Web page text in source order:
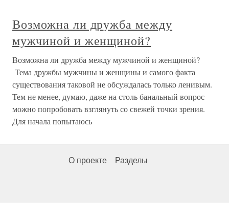
Возможна ли дружба между
мужчиной и женщиной?
Возможна ли дружба между мужчиной и женщиной?
Тема дружбы мужчины и женщины и самого факта
существования таковой не обсуждалась только ленивым.
Тем не менее, думаю, даже на столь банальный вопрос
можно попробовать взглянуть со свежей точки зрения.
Для начала попытаюсь
О проекте Разделы